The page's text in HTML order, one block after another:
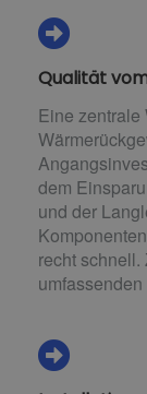
Qualität
Eine zentrale
dem
und der
recht